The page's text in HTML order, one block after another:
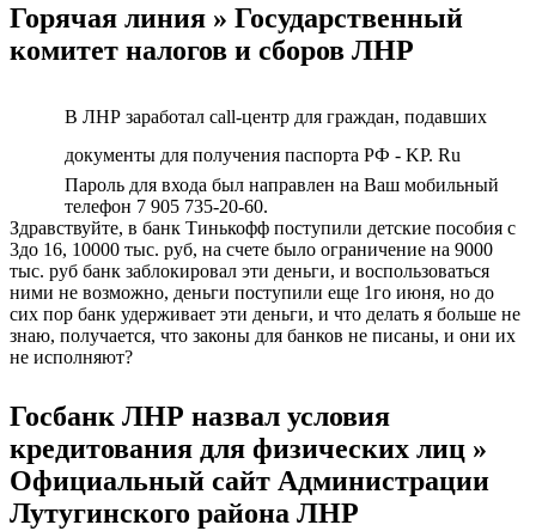
Горячая линия » Государственный
комитет налогов и сборов ЛНР
В ЛНР заработал call-центр для граждан, подавших
документы для получения паспорта РФ - KP. Ru
Пароль для входа был направлен на Ваш мобильный
телефон 7 905 735-20-60.
Здравствуйте, в банк Тинькофф поступили детские пособия с
3до 16, 10000 тыс. руб, на счете было ограничение на 9000
тыс. руб банк заблокировал эти деньги, и воспользоваться
ними не возможно, деньги поступили еще 1го июня, но до
сих пор банк удерживает эти деньги, и что делать я больше не
знаю, получается, что законы для банков не писаны, и они их
не исполняют?
Госбанк ЛНР назвал условия
кредитования для физических лиц »
Официальный сайт Администрации
Лутугинского района ЛНР